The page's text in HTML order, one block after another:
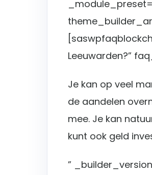
Leeuwarden?”
Je kan op veel
de aandelen
mee. Je kan
kunt ook geld
”